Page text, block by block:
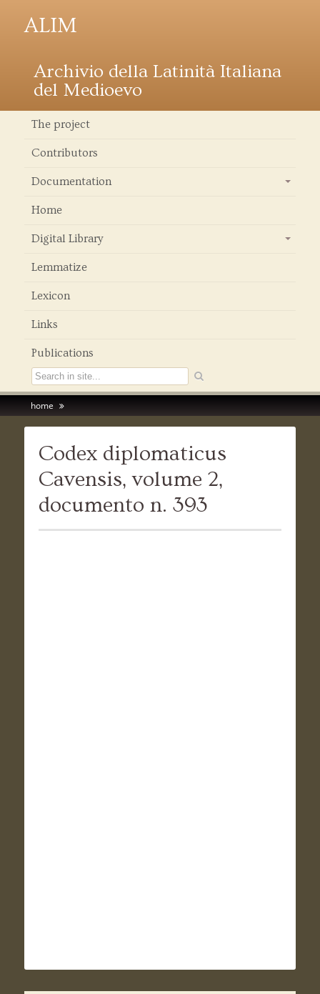
ALIM
Archivio della Latinità Italiana
del Medioevo
The project
Contributors
Documentation
Home
Digital Library
Lemmatize
Lexicon
Links
Publications
home
Codex diplomaticus
Cavensis, volume 2,
documento n. 393